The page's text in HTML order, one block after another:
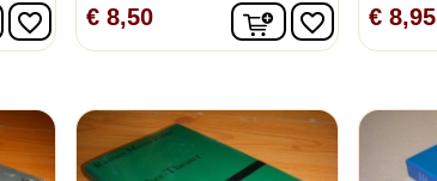
In winkelwagen
favorite_border € 8,50 In winkelwagen
favorite_border € 8,95